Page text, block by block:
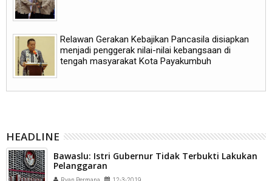
Relawan Gerakan Kebajikan Pancasila disiapkan
menjadi penggerak nilai-nilai kebangsaan di
tengah masyarakat Kota Payakumbuh
HEADLINE
Bawaslu: Istri Gubernur Tidak Terbukti Lakukan
Pelanggaran